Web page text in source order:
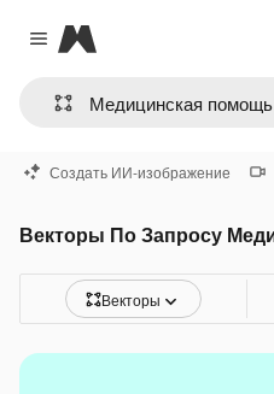
Close menu
Magnific
Создать ИИ-изображение
Векторы